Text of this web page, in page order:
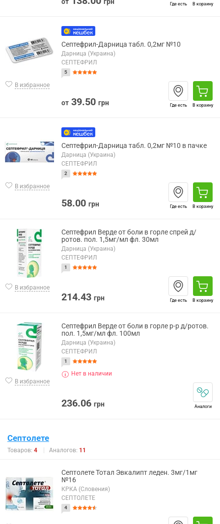
Где есть В корзину
В избранное
Септефрил-Дарница табл. 0,2мг №10
Дарница (Украина)
СЕПТЕФРИЛ
5
от 39.50 грн Где есть В корзину
В избранное
Септефрил-Дарница табл. 0,2мг №10 в пачке
Дарница (Украина)
СЕПТЕФРИЛ
2
58.00 грн Где есть В корзину
В избранное
Септефрил Верде от боли в горле спрей д/
ротов. пол. 1,5мг/мл фл. 30мл
Дарница (Украина)
СЕПТЕФРИЛ
1
214.43 грн Где есть В корзину
В избранное
Септефрил Верде от боли в горле р-р д/ротов.
пол. 1,5мг/мл фл. 100мл
Дарница (Украина)
СЕПТЕФРИЛ
1
Нет в наличии
236.06 грн Аналоги
Септолете
Товаров: 4 Аналогов: 11
Септолете Тотал Эвкалипт леден. 3мг/1мг
№16
КРКА (Словения)
СЕПТОЛЕТЕ
4